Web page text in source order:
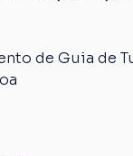
de Guia de